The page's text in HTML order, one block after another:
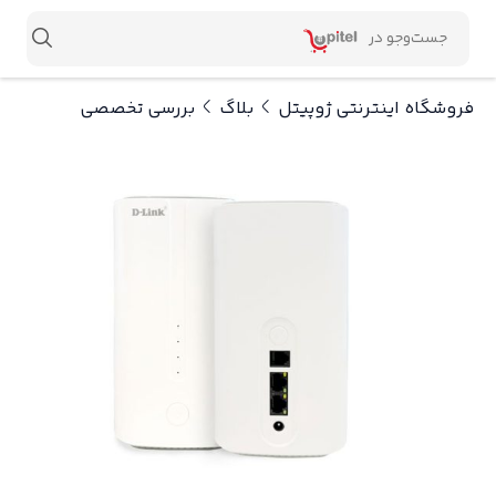
فروشگاه اینترنتی ژوپیتل بلاگ بررسی تخصصی